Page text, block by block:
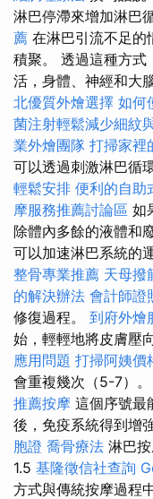
淋巴停滯來增加淋巴
薦 在淋巴引流不足的
積聚。 透過這種方式
活，身體、神經和大
北優質外燴選擇 如何
菌注射輕鬆減少細紋
業外燴團隊 打掃家裡
可以透過刺激淋巴循
輕鬆安排 便利的自助
摩服務推薦討論區 如
除體內多餘的液體和
可以加速淋巴系統的
整骨專業推薦 天母撥
的解決辦法 會計師證
修復過程。 到府外燴
始，輕輕地將皮膚壓
應用問題 打掃阿姨價
會重複幾次（5-7）。
推薦按摩 這個序號最
後，免疫系統得到增
胞證 喬骨療法 淋巴
1.5 基隆徵信社查詢
方式與傳統按摩過程